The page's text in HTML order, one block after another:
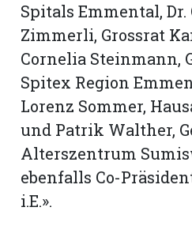
Spitals Emmental,
Zimmerli, Grossrat
Cornelia Steinmann,
Spitex Region
Lorenz Sommer,
und Patrik Walther,
Alterszentrum
ebenfalls Co-
i.E.».